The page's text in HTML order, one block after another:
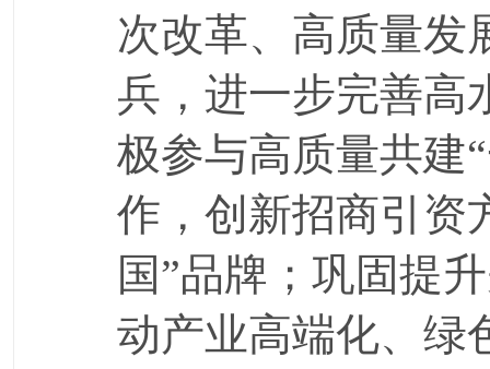
次改革、高质量发
兵，进一步完善高
极参与高质量共建
作，创新招商引资
国”品牌；巩固提
动产业高端化、绿